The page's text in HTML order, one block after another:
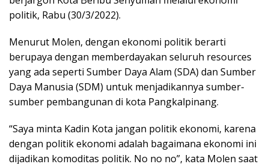
politik, Rabu (30/3/2022).
Menurut Molen, dengan ekonomi politik berarti
berupaya dengan memberdayakan seluruh resources
yang ada seperti Sumber Daya Alam (SDA) dan Sumber
Daya Manusia (SDM) untuk menjadikannya sumber-
sumber pembangunan di kota Pangkalpinang.
“Saya minta Kadin Kota jangan politik ekonomi, karena
dengan politik ekonomi adalah bagaimana ekonomi ini
dijadikan komoditas politik. No no no”, kata Molen saat